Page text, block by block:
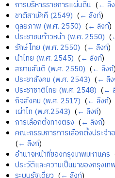
การบริหารราชการแผ่นดิน (← ลิ
ชาติสามัคคี (2549) (← ลิงก์)
ดุลยภาพ (พ.ศ. 2550) (← ลิงก์)
ประชาชนก้าวหน้า (พ.ศ. 2550) (
รักษ์ไทย (พ.ศ. 2550) (← ลิงก์)
นำไทย (พ.ศ. 2545) (← ลิงก์)
สยามสันติ (พ.ศ. 2550) (← ลิงก์)
ประชาสังคม (พ.ศ. 2543) (← ลิ
ประชาชาติไทย (พ.ศ. 2548) (←
กิจสังคม (พ.ศ. 2517) (← ลิงก์)
เผ่าไท (พ.ศ.2543) (← ลิงก์)
การเลือกตั้งทางตรง (← ลิงก์)
คณะกรรมการการเลือกตั้งประจ
(← ลิงก์)
อำนาจหน้าที่ของกรุงเทพมหานคร
ประวัติและความเป็นมาของกรุงเท